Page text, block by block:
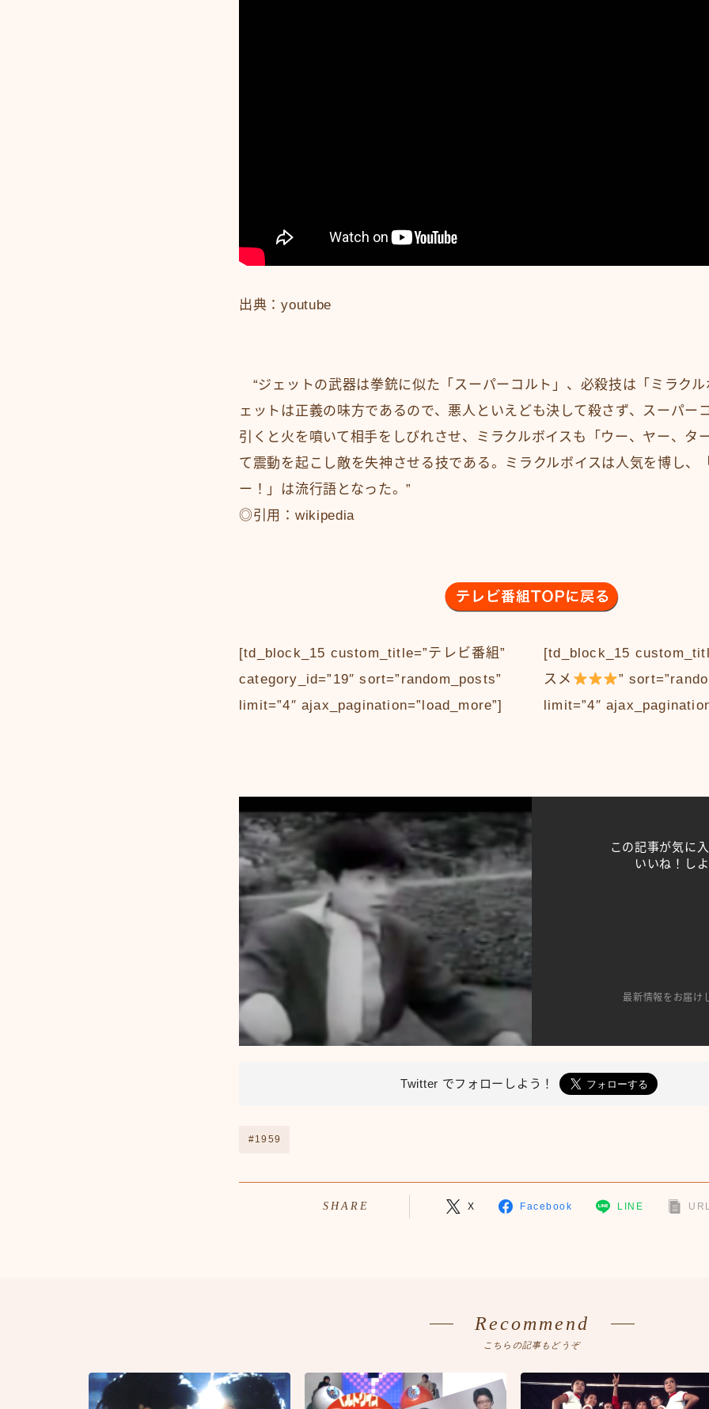
出典：youtube
“ジェットの武器は拳銃に似た「スーパーコルト」、必殺技は「ミラク
ェットは正義の味方であるので、悪人といえども決して殺さず、スーパー
引くと火を噴いて相手をしびれさせ、ミラクルボイスも「ウー、ヤー、タ
て震動を起こし敵を失神させる技である。ミラクルボイスは人気を博し、
ー！」は流行語となった。”
◎引用：wikipedia
[td_block_15 custom_title=”テレビ番組”
category_id=”19″ sort=”random_posts”
limit=”4″ ajax_pagination=”load_more”]
[td_block_15
スメ
”
limit=”4″
この記事が気に
いいね！し
最新情報をお届け
Twitter でフォローしよう！
#1959
SHARE X Facebook LINE
Recommend
こちらの記事もどうぞ